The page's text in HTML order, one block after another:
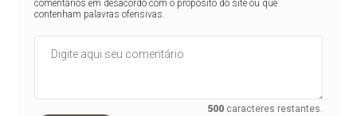
comentários em desacordo com o propósito do site ou que
contenham palavras ofensivas.
500 caracteres restantes.